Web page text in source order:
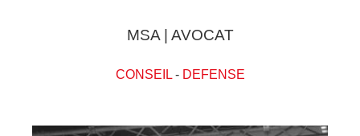
MSA | AVOCAT
CONSEIL- DEFENSE